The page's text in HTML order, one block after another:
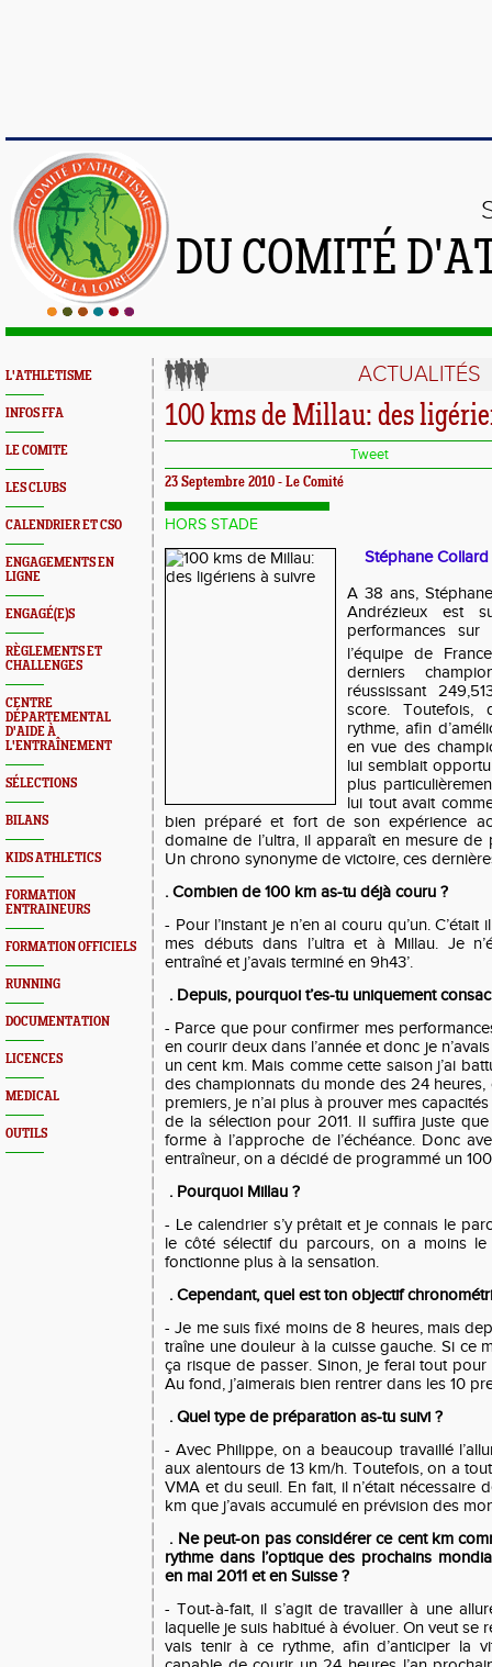
DU COMITÉ
L'ATHLETISME
INFOS FFA
LE COMITE
LES CLUBS
CALENDRIER ET CSO
ENGAGEMENTS EN
LIGNE
ENGAGÉ(E)S
RÈGLEMENTS ET
CHALLENGES
CENTRE
DÉPARTEMENTAL
D'AIDE À
L'ENTRAÎNEMENT
SÉLECTIONS
BILANS
KIDS ATHLETICS
FORMATION
ENTRAINEURS
FORMATION OFFICIELS
RUNNING
DOCUMENTATION
LICENCES
MEDICAL
OUTILS
ACTUALITÉS
100 kms de Millau: des
Tweet
23 Septembre 2010 - Le Comité
HORS STADE
Stéphane
A 38 ans,
Andrézieux est
performances
l’équipe de
derniers
réussissant
score. Toutefois,
rythme, afin
en vue des
lui semblait
plus
lui tout avait
bien préparé et fort de son expérience
domaine de l’ultra, il apparaît en mesure de
Un chrono synonyme de victoire, ces
. Combien de 100 km as-tu déjà couru ?
- Pour l’instant je n’en ai couru qu’un.
mes débuts dans l’ultra et à Millau. Je
entraîné et j’avais terminé en 9h43’.
. Depuis, pourquoi t’es-tu uniquement
- Parce que pour confirmer mes
en courir deux dans l’année et donc je
un cent km. Mais comme cette saison j’ai
des championnats du monde des 24 heures,
premiers, je n’ai plus à prouver mes
de la sélection pour 2011. Il suffira juste
forme à l’approche de l’échéance. Donc
entraîneur, on a décidé de programmé un
. Pourquoi Millau ?
- Le calendrier s’y prêtait et je connais le
le côté sélectif du parcours, on a moins
fonctionne plus à la sensation.
. Cependant, quel est ton objectif
- Je me suis fixé moins de 8 heures, mais
traîne une douleur à la cuisse gauche. Si ce
ça risque de passer. Sinon, je ferai tout
Au fond, j’aimerais bien rentrer dans les 10
. Quel type de préparation as-tu suivi ?
- Avec Philippe, on a beaucoup travaillé
aux alentours de 13 km/h. Toutefois, on a
VMA et du seuil. En fait, il n’était nécessaire
km que j’avais accumulé en prévision des
. Ne peut-on pas considérer ce cent km
rythme dans l’optique des prochains
en mai 2011 et en Suisse ?
- Tout-à-fait, il s’agit de travailler à une
laquelle je suis habitué à évoluer. On veut se
vais tenir à ce rythme, afin d’anticiper la